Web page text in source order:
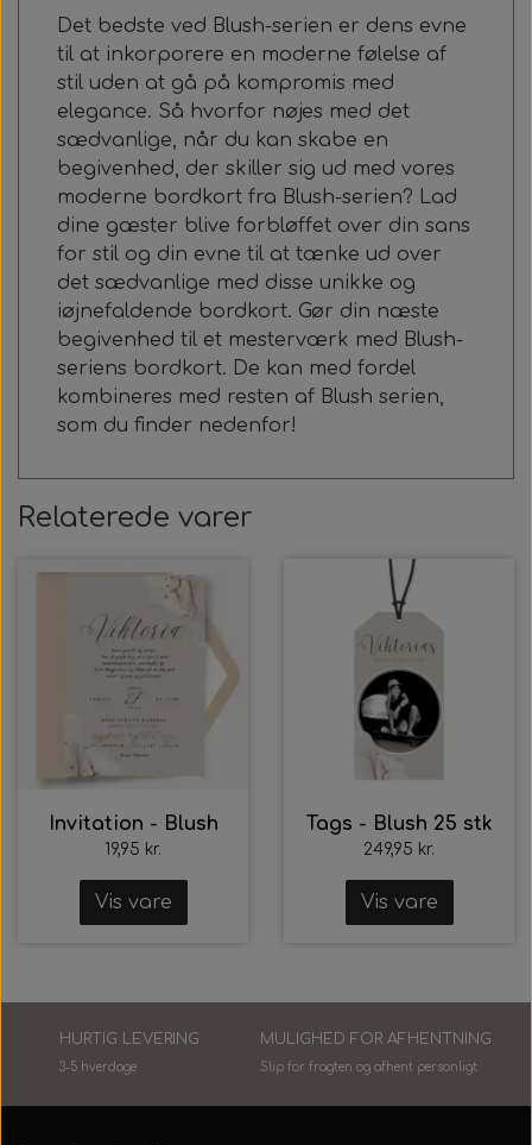
Det bedste ved Blush-serien er dens evne
til at inkorporere en moderne følelse af
stil uden at gå på kompromis med
elegance. Så hvorfor nøjes med det
sædvanlige, når du kan skabe en
begivenhed, der skiller sig ud med vores
moderne bordkort fra Blush-serien? Lad
dine gæster blive forbløffet over din sans
for stil og din evne til at tænke ud over
det sædvanlige med disse unikke og
iøjnefaldende bordkort. Gør din næste
begivenhed til et mesterværk med Blush-
seriens bordkort. De kan med fordel
kombineres med resten af Blush serien,
som du finder nedenfor!
Relaterede varer
Invitation - Blush
19,95 kr.
Vis vare
Tags - Blush 25 stk
249,95 kr.
Vis vare
HURTIG LEVERING
3-5 hverdage
MULIGHED FOR AFHENTNING
Slip for fragten og afhent personligt